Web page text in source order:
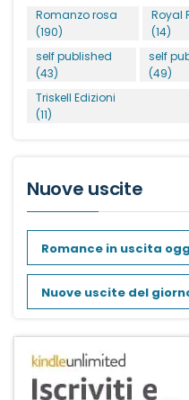
Romanzo rosa
(190)
Royal
(14)
self published
(43)
self
(49)
Triskell Edizioni
(11)
Nuove uscite
Romance in uscita
Nuove uscite del